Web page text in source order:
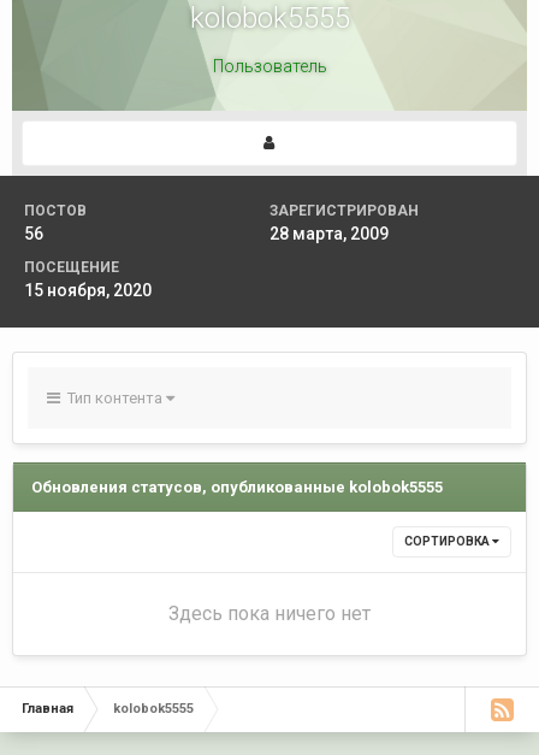
kolobok5555
Пользователь
ПОСТОВ
56
ЗАРЕГИСТРИРОВАН
28 марта, 2009
ПОСЕЩЕНИЕ
15 ноября, 2020
Тип контента
Обновления статусов, опубликованные kolobok5555
СОРТИРОВКА
Здесь пока ничего нет
Главная kolobok5555